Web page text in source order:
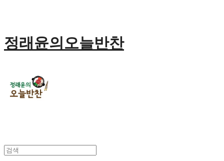
정래윤의오늘반찬